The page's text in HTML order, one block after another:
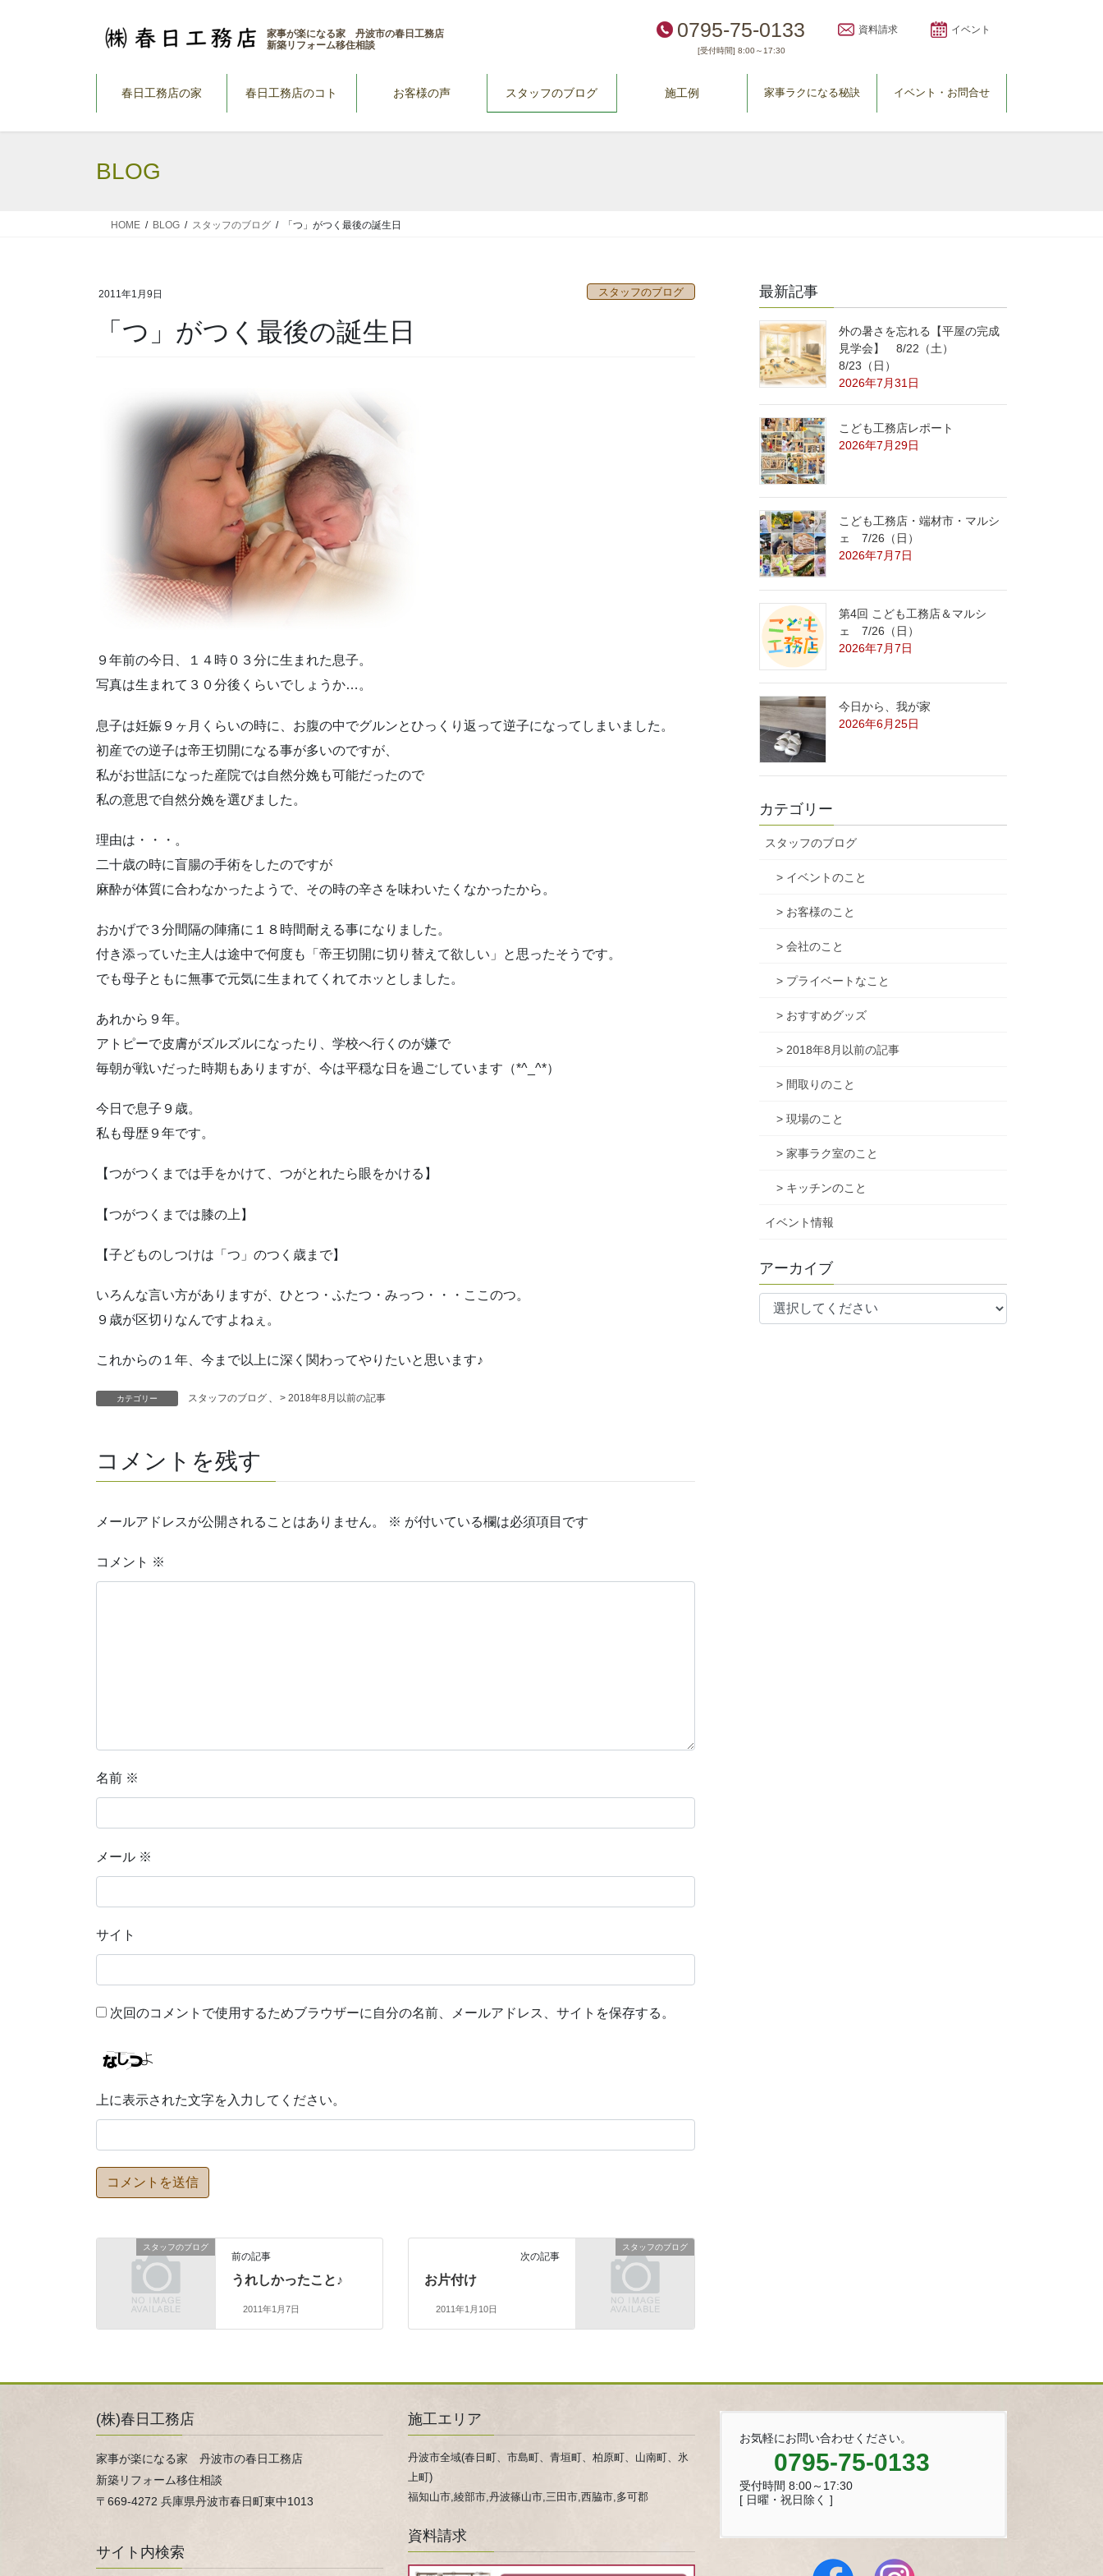
家事が楽になる家 丹波市の春日工務店
新築リフォーム移住相談
0795-75-0133
[受付時間] 8:00～17:30
資料請求 イベント
春日工務店の家 春日工務店のコト お客様の声 スタッフのブログ 施工例 家事ラクになる秘訣 イベント・お問合せ
BLOG
HOME BLOG スタッフのブログ 「つ」がつく最後の誕生日
2011年1月9日 スタッフのブログ
「つ」がつく最後の誕生日
９年前の今日、１４時０３分に生まれた息子。
写真は生まれて３０分後くらいでしょうか…。
息子は妊娠９ヶ月くらいの時に、お腹の中でグルンとひっくり返って逆子になってしまいました。
初産での逆子は帝王切開になる事が多いのですが、
私がお世話になった産院では自然分娩も可能だったので
私の意思で自然分娩を選びました。
理由は・・・。
二十歳の時に盲腸の手術をしたのですが
麻酔が体質に合わなかったようで、その時の辛さを味わいたくなかったから。
おかげで３分間隔の陣痛に１８時間耐える事になりました。
付き添っていた主人は途中で何度も「帝王切開に切り替えて欲しい」と思ったそうです。
でも母子ともに無事で元気に生まれてくれてホッとしました。
あれから９年。
アトピーで皮膚がズルズルになったり、学校へ行くのが嫌で
毎朝が戦いだった時期もありますが、今は平穏な日を過ごしています（*^_^*）
今日で息子９歳。
私も母歴９年です。
【つがつくまでは手をかけて、つがとれたら眼をかける】
【つがつくまでは膝の上】
【子どものしつけは「つ」のつく歳まで】
いろんな言い方がありますが、ひとつ・ふたつ・みっつ・・・ここのつ。
９歳が区切りなんですよねぇ。
これからの１年、今まで以上に深く関わってやりたいと思います♪
カテゴリー スタッフのブログ 、 > 2018年8月以前の記事
コメントを残す
メールアドレスが公開されることはありません。 ※ が付いている欄は必須項目です
コメント ※
名前 ※
メール ※
サイト
次回のコメントで使用するためブラウザーに自分の名前、メールアドレス、サイトを保存する。
上に表示された文字を入力してください。
スタッフのブログ
前の記事
うれしかったこと♪
2011年1月7日
スタッフのブログ
次の記事
お片付け
2011年1月10日
最新記事
外の暑さを忘れる【平屋の完成
見学会】 8/22（土）
8/23（日）
2026年7月31日
こども工務店レポート
2026年7月29日
こども工務店・端材市・マルシ
ェ 7/26（日）
2026年7月7日
第4回 こども工務店＆マルシ
ェ 7/26（日）
2026年7月7日
今日から、我が家
2026年6月25日
カテゴリー
スタッフのブログ
> イベントのこと
> お客様のこと
> 会社のこと
> プライベートなこと
> おすすめグッズ
> 2018年8月以前の記事
> 間取りのこと
> 現場のこと
> 家事ラク室のこと
> キッチンのこと
イベント情報
アーカイブ
(株)春日工務店
家事が楽になる家 丹波市の春日工務店
新築リフォーム移住相談
〒669-4272 兵庫県丹波市春日町東中1013
サイト内検索
施工エリア
丹波市全域(春日町、市島町、青垣町、柏原町、山南町、氷
上町)
福知山市,綾部市,丹波篠山市,三田市,西脇市,多可郡
資料請求
お気軽にお問い合わせください。
0795-75-0133
受付時間 8:00～17:30
[ 日曜・祝日除く ]